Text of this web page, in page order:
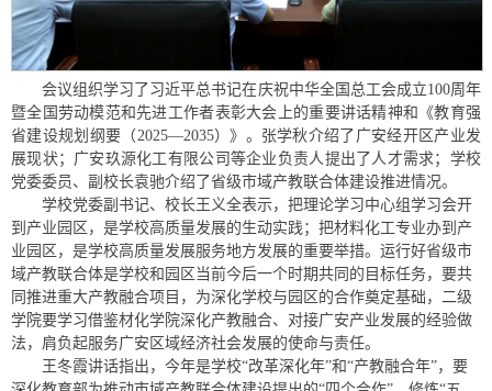
会议组织学习了习近平总书记在庆祝中华全国总工会成立100周年
暨全国劳动模范和先进工作者表彰大会上的重要讲话精神和《教育强
省建设规划纲要（2025—2035）》。张学秋介绍了广安经开区产业发
展现状；广安玖源化工有限公司等企业负责人提出了人才需求；学校
党委委员、副校长袁驰介绍了省级市域产教联合体建设推进情况。
学校党委副书记、校长王义全表示，把理论学习中心组学习会开
到产业园区，是学校高质量发展的生动实践；把材料化工专业办到产
业园区，是学校高质量发展服务地方发展的重要举措。运行好省级市
域产教联合体是学校和园区当前今后一个时期共同的目标任务，要共
同推进重大产教融合项目，为深化学校与园区的合作奠定基础，二级
学院要学习借鉴材化学院深化产教融合、对接广安产业发展的经验做
法，肩负起服务广安区域经济社会发展的使命与责任。
王冬霞讲话指出，今年是学校“改革深化年”和“产教融合年”，要